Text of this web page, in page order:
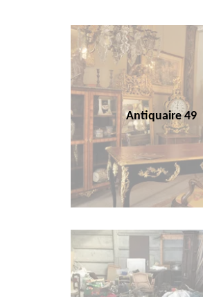
Antiquaire 49